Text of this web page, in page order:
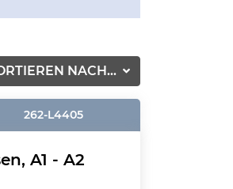
NACH...
262-L4405
A1 - A2